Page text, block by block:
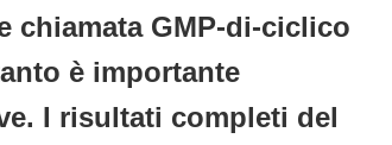
chiamata GMP-di-ciclico
è importante
I risultati completi del